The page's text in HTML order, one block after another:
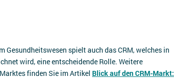
Gesundheitswesen spielt auch das CRM, welches in
wird, eine entscheidende Rolle. Weitere
finden Sie im Artikel Blick auf den CRM-Markt: